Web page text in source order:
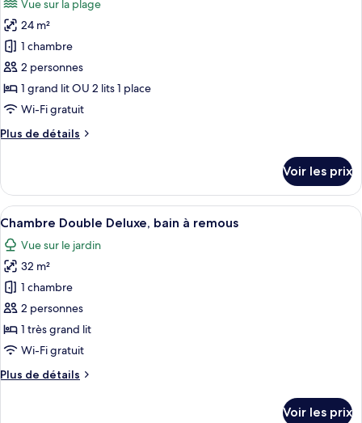
la
mer
Chambre
Double
Premium,
vue
partielle
sur
la
mer
les
photos
pour
ce
type
de
chambre :
Chambre
Vue sur la plage
24 m²
1 chambre
2 personnes
1 grand lit OU 2 lits 1 place
Wi-Fi gratuit
Plus de détails
Plus
le
type
de
Chambre
Panoramique
Voir les prix
Afficher
toutes
les
photos
pour
ce
type
de
chambre :
Chambre
Une chambre d’hôtel moderne
7
Chambre Double Deluxe, bain à remous
Vue sur le jardin
32 m²
1 chambre
2 personnes
1 très grand lit
Wi-Fi gratuit
Plus de détails
Plus
Voir les prix